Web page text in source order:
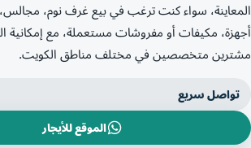
المعاينة، سواء كنت ترغب في بيع غرف نوم،
أجهزة، مكيفات أو مفروشات مستعملة، مع إمكانية
مشترين متخصصين في مختلف مناطق الكويت.
تواصل سريع
الموقع للأيجار